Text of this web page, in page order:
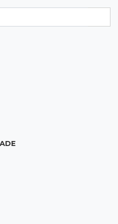
de judô
feira
sexuais com crianças